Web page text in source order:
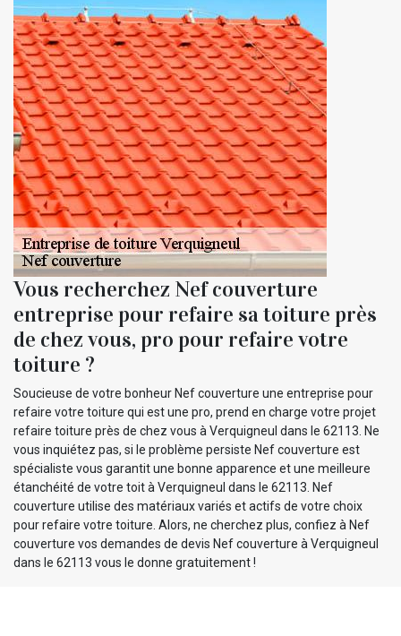
Vous recherchez Nef couverture
entreprise pour refaire sa toiture près
de chez vous, pro pour refaire votre
toiture ?
Soucieuse de votre bonheur Nef couverture une entreprise pour
refaire votre toiture qui est une pro, prend en charge votre projet
refaire toiture près de chez vous à Verquigneul dans le 62113. Ne
vous inquiétez pas, si le problème persiste Nef couverture est
spécialiste vous garantit une bonne apparence et une meilleure
étanchéité de votre toit à Verquigneul dans le 62113. Nef
couverture utilise des matériaux variés et actifs de votre choix
pour refaire votre toiture. Alors, ne cherchez plus, confiez à Nef
couverture vos demandes de devis Nef couverture à Verquigneul
dans le 62113 vous le donne gratuitement !